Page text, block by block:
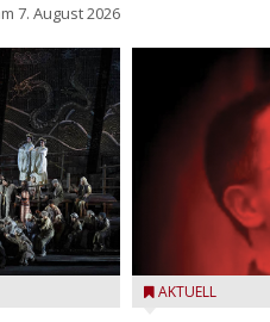
7. August 2026
für
Beppe Zorzella
AKTUELL